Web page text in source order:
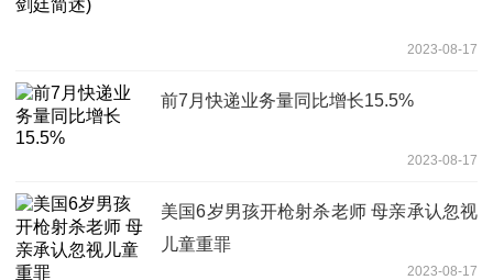
2023-08-17
前7月快递业务量同比增长15.5%
2023-08-17
美国6岁男孩开枪射杀老师 母亲承认忽视
儿童重罪
2023-08-17